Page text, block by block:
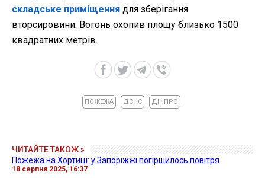
складське приміщення для зберігання
вторсировини. Вогонь охопив площу близько 1500
квадратних метрів.
ПОЖЕЖА ДСНС ДНІПРО
ЧИТАЙТЕ ТАКОЖ »
Пожежа на Хортиці: у Запоріжжі погіршилось повітря
18 серпня 2025, 16:37